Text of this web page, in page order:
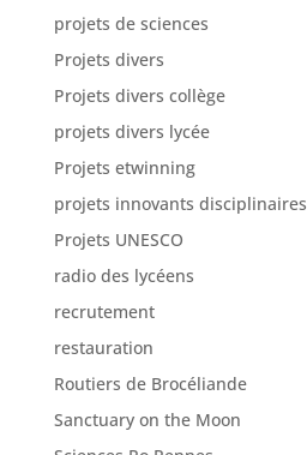
projets de sciences
Projets divers
Projets divers collège
projets divers lycée
Projets etwinning
projets innovants disciplinaires
Projets UNESCO
radio des lycéens
recrutement
restauration
Routiers de Brocéliande
Sanctuary on the Moon